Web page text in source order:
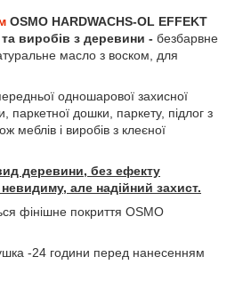
OSMO HARDWACHS-OL EFFEKT
виробів з деревини - безбарвне
масло з воском, для
одношарової захисної
паркетної дошки, паркету, підлог з
меблів і виробів з клеєної
деревини, без ефекту
але надійний захист.
фінішне покриття OSMO
-24 години перед нанесенням